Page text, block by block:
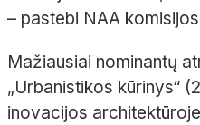
– pastebi NAA
Mažiausiai nominantų
„Urbanistikos kūrinys“
inovacijos